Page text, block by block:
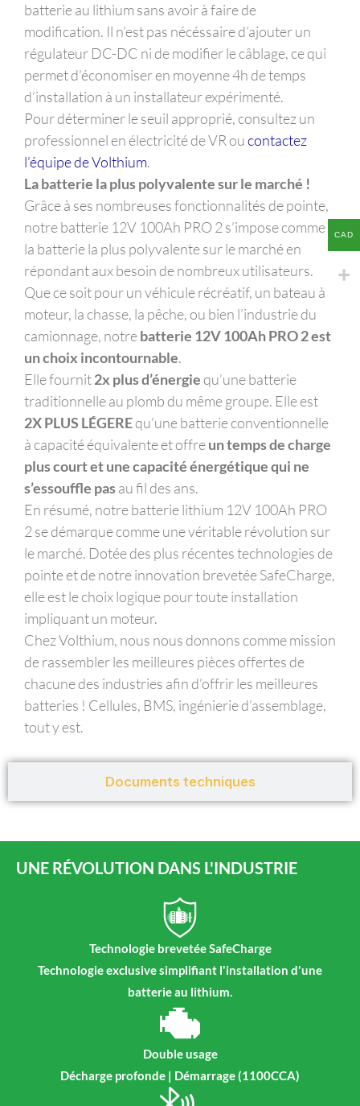
Documents techniques
batterie au lithium sans avoir à faire de
modification. Il n’est pas nécéssaire d’ajouter un
régulateur DC-DC ni de modifier le câblage, ce qui
permet d’économiser en moyenne 4h de temps
d’installation à un installateur expérimenté.
Pour déterminer le seuil approprié, consultez un
professionnel en électricité de VR oucontactez
l’équipe de Volthium.
La batterie la plus polyvalente sur le marché !
Grâce à ses nombreuses fonctionnalités de pointe,
notre batterie 12V 100Ah PRO 2 s’impose comme
la batterie la plus polyvalente sur le marché en
répondant aux besoin de nombreux utilisateurs.
Que ce soit pour un véhicule récréatif, un bateau à
moteur, la chasse, la pêche, ou bien l’industrie du
camionnage, notrebatterie 12V 100Ah PRO 2 est
un choix incontournable.
Elle fournit2x plus d’énergiequ’une batterie
traditionnelle au plomb du même groupe. Elle est
2X PLUS LÉGEREqu’une batterie conventionnelle
à capacité équivalente et offreun temps de charge
plus court et une capacité énergétique qui ne
s’essouffle pasau fil des ans.
En résumé, notre batterie lithium 12V 100Ah PRO
2 se démarque comme une véritable révolution sur
le marché. Dotée des plus récentes technologies de
pointe et de notre innovation brevetée SafeCharge,
elle est le choix logique pour toute installation
impliquant un moteur.
Chez Volthium, nous nous donnons comme mission
de rassembler les meilleures pièces offertes de
chacune des industries afin d’offrir les meilleures
batteries ! Cellules, BMS, ingénierie d’assemblage,
tout y est.
UNE RÉVOLUTION DANS L'INDUSTRIE
Technologie brevetée SafeCharge
Technologie exclusive simplifiant l'installation d'une
batterie au lithium.
Double usage
Décharge profonde | Démarrage (1100CCA)
CAD